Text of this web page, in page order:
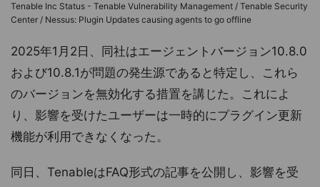
Tenable Inc Status - Tenable Vulnerability Management / Tenable Security
Center / Nessus: Plugin Updates causing agents to go offline
2025年1月2日、同社はエージェントバージョン10.8.0
および10.8.1が問題の発生源であると特定し、これら
のバージョンを無効化する措置を講じた。これによ
り、影響を受けたユーザーは一時的にプラグイン更新
機能が利用できなくなった。
同日、TenableはFAQ形式の記事を公開し、影響を受